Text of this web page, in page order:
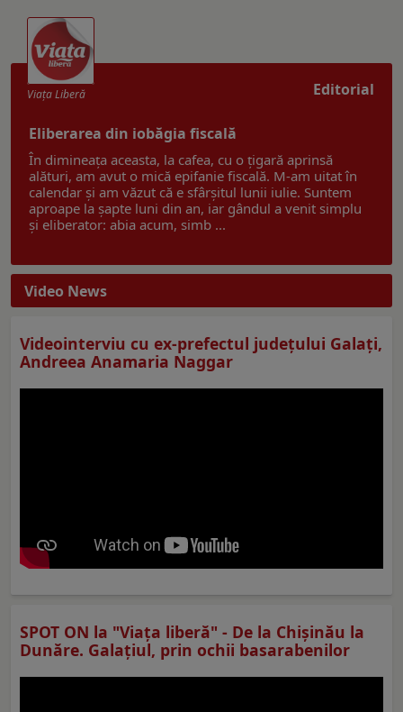
Editorial
Viaţa Liberă
Eliberarea din iobăgia fiscală
În dimineața aceasta, la cafea, cu o țigară aprinsă
alături, am avut o mică epifanie fiscală. M-am uitat în
calendar și am văzut că e sfârșitul lunii iulie. Suntem
aproape la șapte luni din an, iar gândul a venit simplu
și eliberator: abia acum, simb ...
Video News
Videointerviu cu ex-prefectul judeţului Galaţi,
Andreea Anamaria Naggar
SPOT ON la "Viaţa liberă" - De la Chișinău la
Dunăre. Galațiul, prin ochii basarabenilor